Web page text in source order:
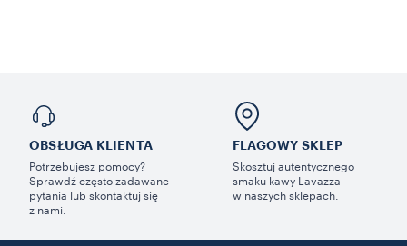
OBSŁUGA KLIENTA
Potrzebujesz pomocy?
Sprawdź często zadawane
pytania lub skontaktuj się
z nami.
FLAGOWY SKLEP
Skosztuj autentycznego
smaku kawy Lavazza
w naszych sklepach.